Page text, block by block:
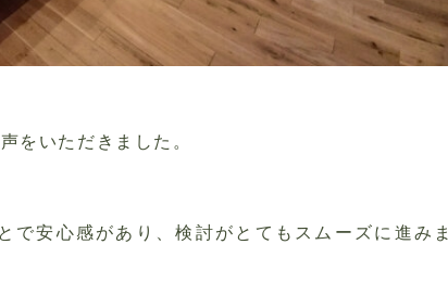
をいただきました。
で安心感があり、検討がとてもスムーズに進み